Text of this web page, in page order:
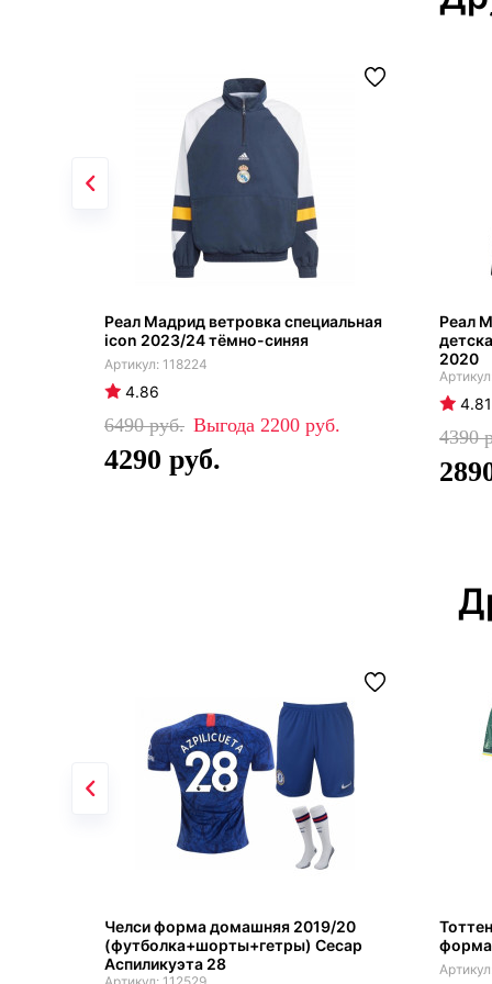
Реал Мадрид ветровка специальная
icon 2023/24 тёмно-синяя
118224
4.86
6490 2200
4290
Реал
2020
4.81
4390
Челси форма домашняя 2019/20
(футболка+шорты+гетры) Сесар
Аспиликуэта 28